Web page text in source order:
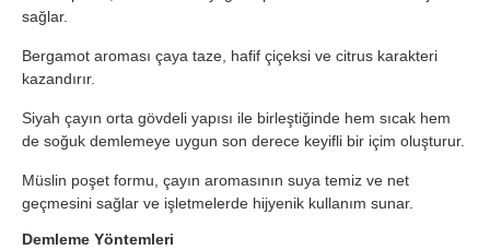
sağlar.
Bergamot aroması çaya taze, hafif çiçeksi ve citrus karakteri
kazandırır.
Siyah çayın orta gövdeli yapısı ile birleştiğinde hem sıcak hem
de soğuk demlemeye uygun son derece keyifli bir içim oluşturur.
Müslin poşet formu, çayın aromasının suya temiz ve net
geçmesini sağlar ve işletmelerde hijyenik kullanım sunar.
Demleme Yöntemleri